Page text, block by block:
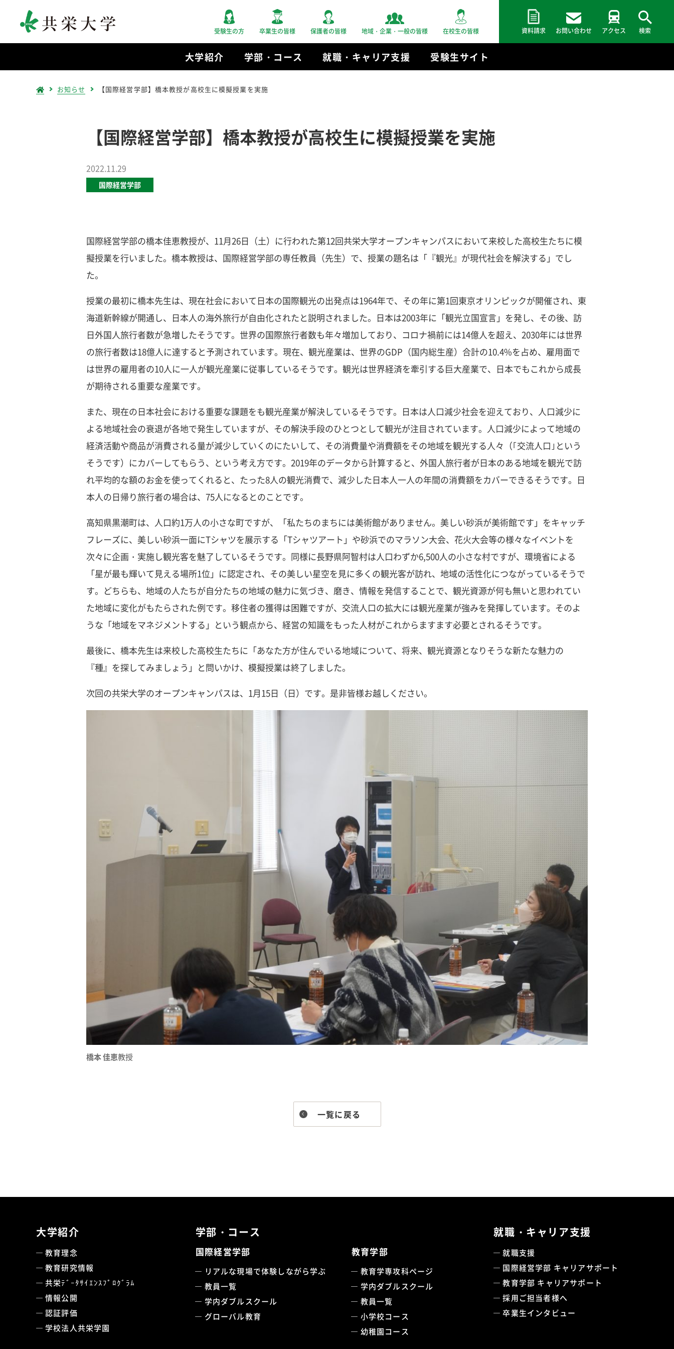
受験生の方 卒業生の皆様 保護者の皆様 地域・企業・一般の皆様 在校生の皆様 資料請求 お問い合わせ アクセス 検索
大学紹介 学部・コース 就職・キャリア支援 受験生サイト
お知らせ 【国際経営学部】橋本教授が高校生に模擬授業を実施
【国際経営学部】橋本教授が高校生に模擬授業を実施
2022.11.29
国際経営学部
国際経営学部の橋本佳恵教授が、11月26日（土）に行われた第12回共栄大学オープンキャンパスにおいて来校した高校生たちに模
擬授業を行いました。橋本教授は、国際経営学部の専任教員（先生）で、授業の題名は「『観光』が現代社会を解決する」でし
た。
授業の最初に橋本先生は、現在社会において日本の国際観光の出発点は1964年で、その年に第1回東京オリンピックが開催され、東
海道新幹線が開通し、日本人の海外旅行が自由化されたと説明されました。日本は2003年に「観光立国宣言」を発し、その後、訪
日外国人旅行者数が急増したそうです。世界の国際旅行者数も年々増加しており、コロナ禍前には14億人を超え、2030年には世界
の旅行者数は18億人に達すると予測されています。現在、観光産業は、世界のGDP（国内総生産）合計の10.4%を占め、雇用面で
は世界の雇用者の10人に一人が観光産業に従事しているそうです。観光は世界経済を牽引する巨大産業で、日本でもこれから成長
が期待される重要な産業です。
また、現在の日本社会における重要な課題をも観光産業が解決しているそうです。日本は人口減少社会を迎えており、人口減少に
よる地域社会の衰退が各地で発生していますが、その解決手段のひとつとして観光が注目されています。人口減少によって地域の
経済活動や商品が消費される量が減少していくのにたいして、その消費量や消費額をその地域を観光する人々（｢交流人口｣という
そうです）にカバーしてもらう、という考え方です。2019年のデータから計算すると、外国人旅行者が日本のある地域を観光で訪
れ平均的な額のお金を使ってくれると、たった8人の観光消費で、減少した日本人一人の年間の消費額をカバーできるそうです。日
本人の日帰り旅行者の場合は、75人になるとのことです。
高知県黒潮町は、人口約1万人の小さな町ですが、「私たちのまちには美術館がありません。美しい砂浜が美術館です」をキャッチ
フレーズに、美しい砂浜一面にTシャツを展示する「Tシャツアート」や砂浜でのマラソン大会、花火大会等の様々なイベントを
次々に企画・実施し観光客を魅了しているそうです。同様に長野県阿智村は人口わずか6,500人の小さな村ですが、環境省による
「星が最も輝いて見える場所1位」に認定され、その美しい星空を見に多くの観光客が訪れ、地域の活性化につながっているそうで
す。どちらも、地域の人たちが自分たちの地域の魅力に気づき、磨き、情報を発信することで、観光資源が何も無いと思われてい
た地域に変化がもたらされた例です。移住者の獲得は困難ですが、交流人口の拡大には観光産業が強みを発揮しています。そのよ
うな「地域をマネジメントする」という観点から、経営の知識をもった人材がこれからますます必要とされるそうです。
最後に、橋本先生は来校した高校生たちに「あなた方が住んでいる地域について、将来、観光資源となりそうな新たな魅力の
『種』を探してみましょう」と問いかけ、模擬授業は終了しました。
次回の共栄大学のオープンキャンパスは、1月15日（日）です。是非皆様お越しください。
橋本 佳恵教授
一覧に戻る
大学紹介
教育理念
教育研究情報
共栄ﾃﾞｰﾀｻｲｴﾝｽﾌﾟﾛｸﾞﾗﾑ
情報公開
認証評価
学校法人共栄学園
学部・コース
国際経営学部
リアルな現場で体験しながら学ぶ
教員一覧
学内ダブルスクール
グローバル教育
教育学部
教育学専攻科ページ
学内ダブルスクール
教員一覧
小学校コース
幼稚園コース
就職・キャリア支援
就職支援
国際経営学部 キャリアサポート
教育学部 キャリアサポート
採用ご担当者様へ
卒業生インタビュー